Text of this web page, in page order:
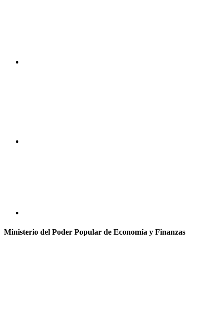
Ministerio del Poder Popular de Economía y Finanzas